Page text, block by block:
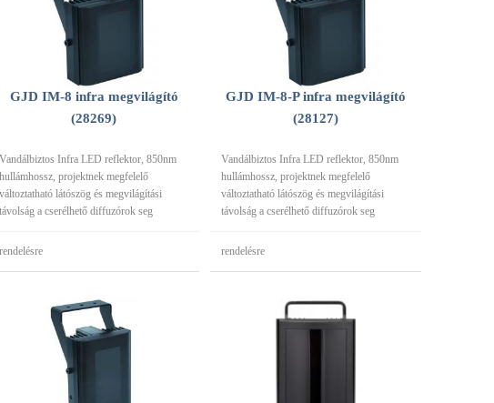
GJD IM-8 infra megvilágító
(28269)
Vandálbiztos Infra LED reflektor, 850nm
hullámhossz, projektnek megfelelő
változtatható látószög és megvilágítási
távolság a cserélhető diffuzórok seg
rendelésre
GJD IM-8-P infra megvilágító
(28127)
Vandálbiztos Infra LED reflektor, 850nm
hullámhossz, projektnek megfelelő
változtatható látószög és megvilágítási
távolság a cserélhető diffuzórok seg
rendelésre